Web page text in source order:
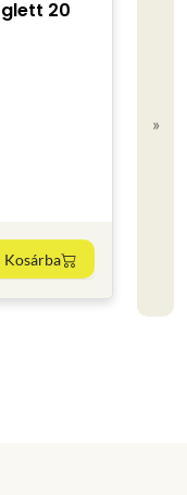
20
Kosárba
»